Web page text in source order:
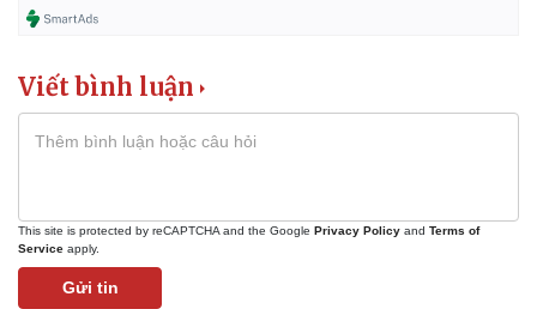
Viết bình luận
This site is protected by reCAPTCHA and the Google Privacy Policy and Terms of
Service apply.
Gửi tin